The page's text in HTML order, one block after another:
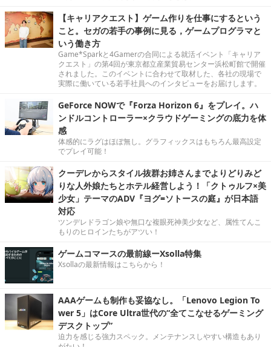
【キャリアクエスト】ゲーム作りを仕事にするという
こと。セガの若手の事例に見る，ゲームプログラマと
いう働き方
Game*Sparkと4Gamerの合同による就活イベント「キャリア
クエスト」の第4回が東京都立産業貿易センター浜松町館で開催
されました。このイベントに合わせて取材した、各社の現場で
実際に働いている若手社員へのインタビューをお届けします。
GeForce NOWで『Forza Horizon 6』をプレイ。ハ
ンドルコントローラー×クラウドゲーミングの底力を体
感
体感的にラグはほぼ無し。グラフィックスはもちろん最高設定
でプレイ可能！
クーデレからスタイル抜群お姉さんまでよりどりみど
りな人外娘たちとホテル経営しよう！「クトゥルフ×美
少女」テーマのADV『ヨグ=ソトースの庭』が日本語
対応
ツンデレドラゴン娘や無口な複眼死神美少女など、属性てんこ
もりのヒロインたちがアツい！
ゲームコマースの最前線ーXsolla特集
Xsollaの最新情報はこちらから！
AAAゲームも制作も妥協なし。「Lenovo Legion To
wer 5」はCore Ultra世代の“全てこなせるゲーミング
デスクトップ”
迫力を感じる強力スペック。メンテナンスしやすい構造もあり